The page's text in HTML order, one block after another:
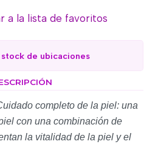
a la lista de favoritos
de ubicaciones
completo de la piel: una
con una combinación de
la vitalidad de la piel y el